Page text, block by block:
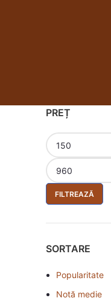
PREȚ
FILTREAZĂ
SORTARE
Popularitate
Notă medie